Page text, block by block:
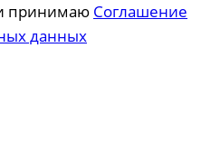
принимаю Соглашение
данных